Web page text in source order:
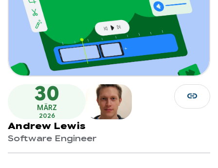
30
MÄRZ
2026
Andrew Lewis
Software Engineer
link